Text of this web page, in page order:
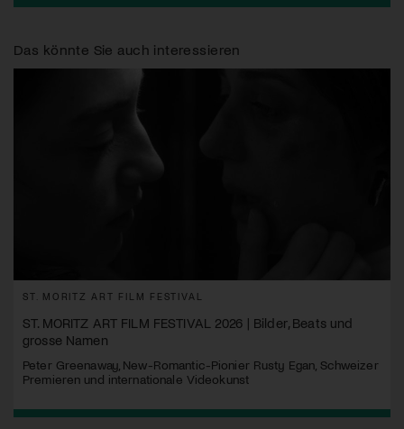
Das könnte Sie auch interessieren
ST. MORITZ ART FILM FESTIVAL
ST. MORITZ ART FILM FESTIVAL 2026 | Bilder, Beats und
grosse Namen
Peter Greenaway, New-Romantic-Pionier Rusty Egan, Schweizer
Premieren und internationale Videokunst